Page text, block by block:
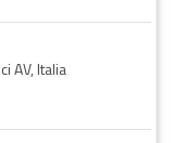
AV, Italia